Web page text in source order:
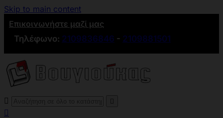
Skip to main content
Επικοινωνήστε μαζί μας
Τηλέφωνο: 2109836846 - 2109881501
 
